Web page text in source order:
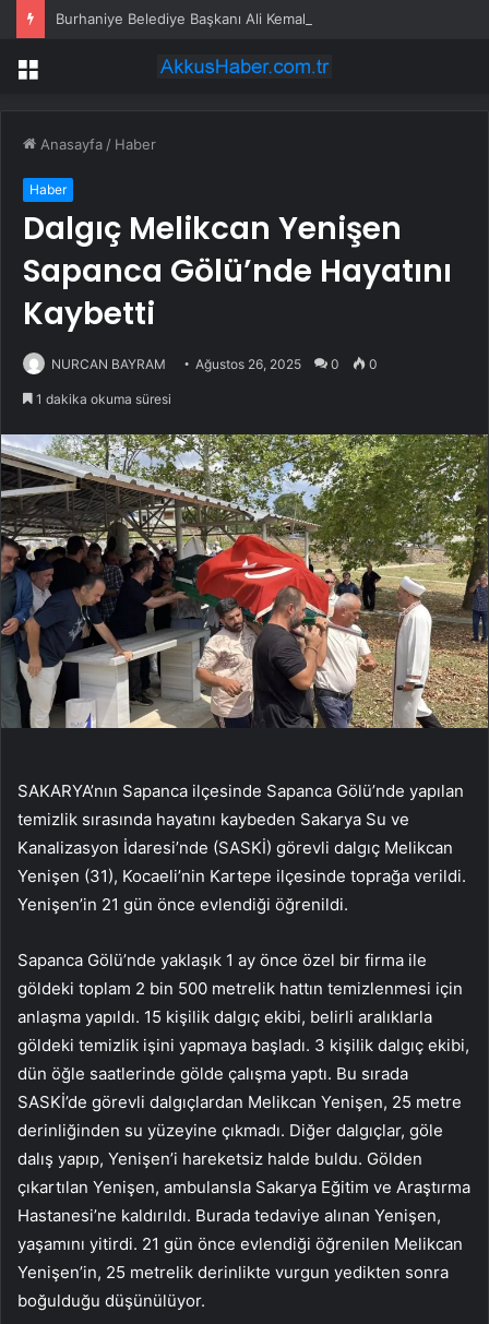
Menü
Anasayfa / Haber
Haber
Dalgıç Melikcan Yenişen
Sapanca Gölü’nde Hayatını
Kaybetti
NURCAN BAYRAM Ağustos 26, 2025 0 0
1 dakika okuma süresi
SAKARYA’nın Sapanca ilçesinde Sapanca Gölü’nde yapılan
temizlik sırasında hayatını kaybeden Sakarya Su ve
Kanalizasyon İdaresi’nde (SASKİ) görevli dalgıç Melikcan
Yenişen (31), Kocaeli’nin Kartepe ilçesinde toprağa verildi.
Yenişen’in 21 gün önce evlendiği öğrenildi.
Sapanca Gölü’nde yaklaşık 1 ay önce özel bir firma ile
göldeki toplam 2 bin 500 metrelik hattın temizlenmesi için
anlaşma yapıldı. 15 kişilik dalgıç ekibi, belirli aralıklarla
göldeki temizlik işini yapmaya başladı. 3 kişilik dalgıç ekibi,
dün öğle saatlerinde gölde çalışma yaptı. Bu sırada
SASKİ’de görevli dalgıçlardan Melikcan Yenişen, 25 metre
derinliğinden su yüzeyine çıkmadı. Diğer dalgıçlar, göle
dalış yapıp, Yenişen’i hareketsiz halde buldu. Gölden
çıkartılan Yenişen, ambulansla Sakarya Eğitim ve Araştırma
Hastanesi’ne kaldırıldı. Burada tedaviye alınan Yenişen,
yaşamını yitirdi. 21 gün önce evlendiği öğrenilen Melikcan
Yenişen’in, 25 metrelik derinlikte vurgun yedikten sonra
boğulduğu düşünülüyor.